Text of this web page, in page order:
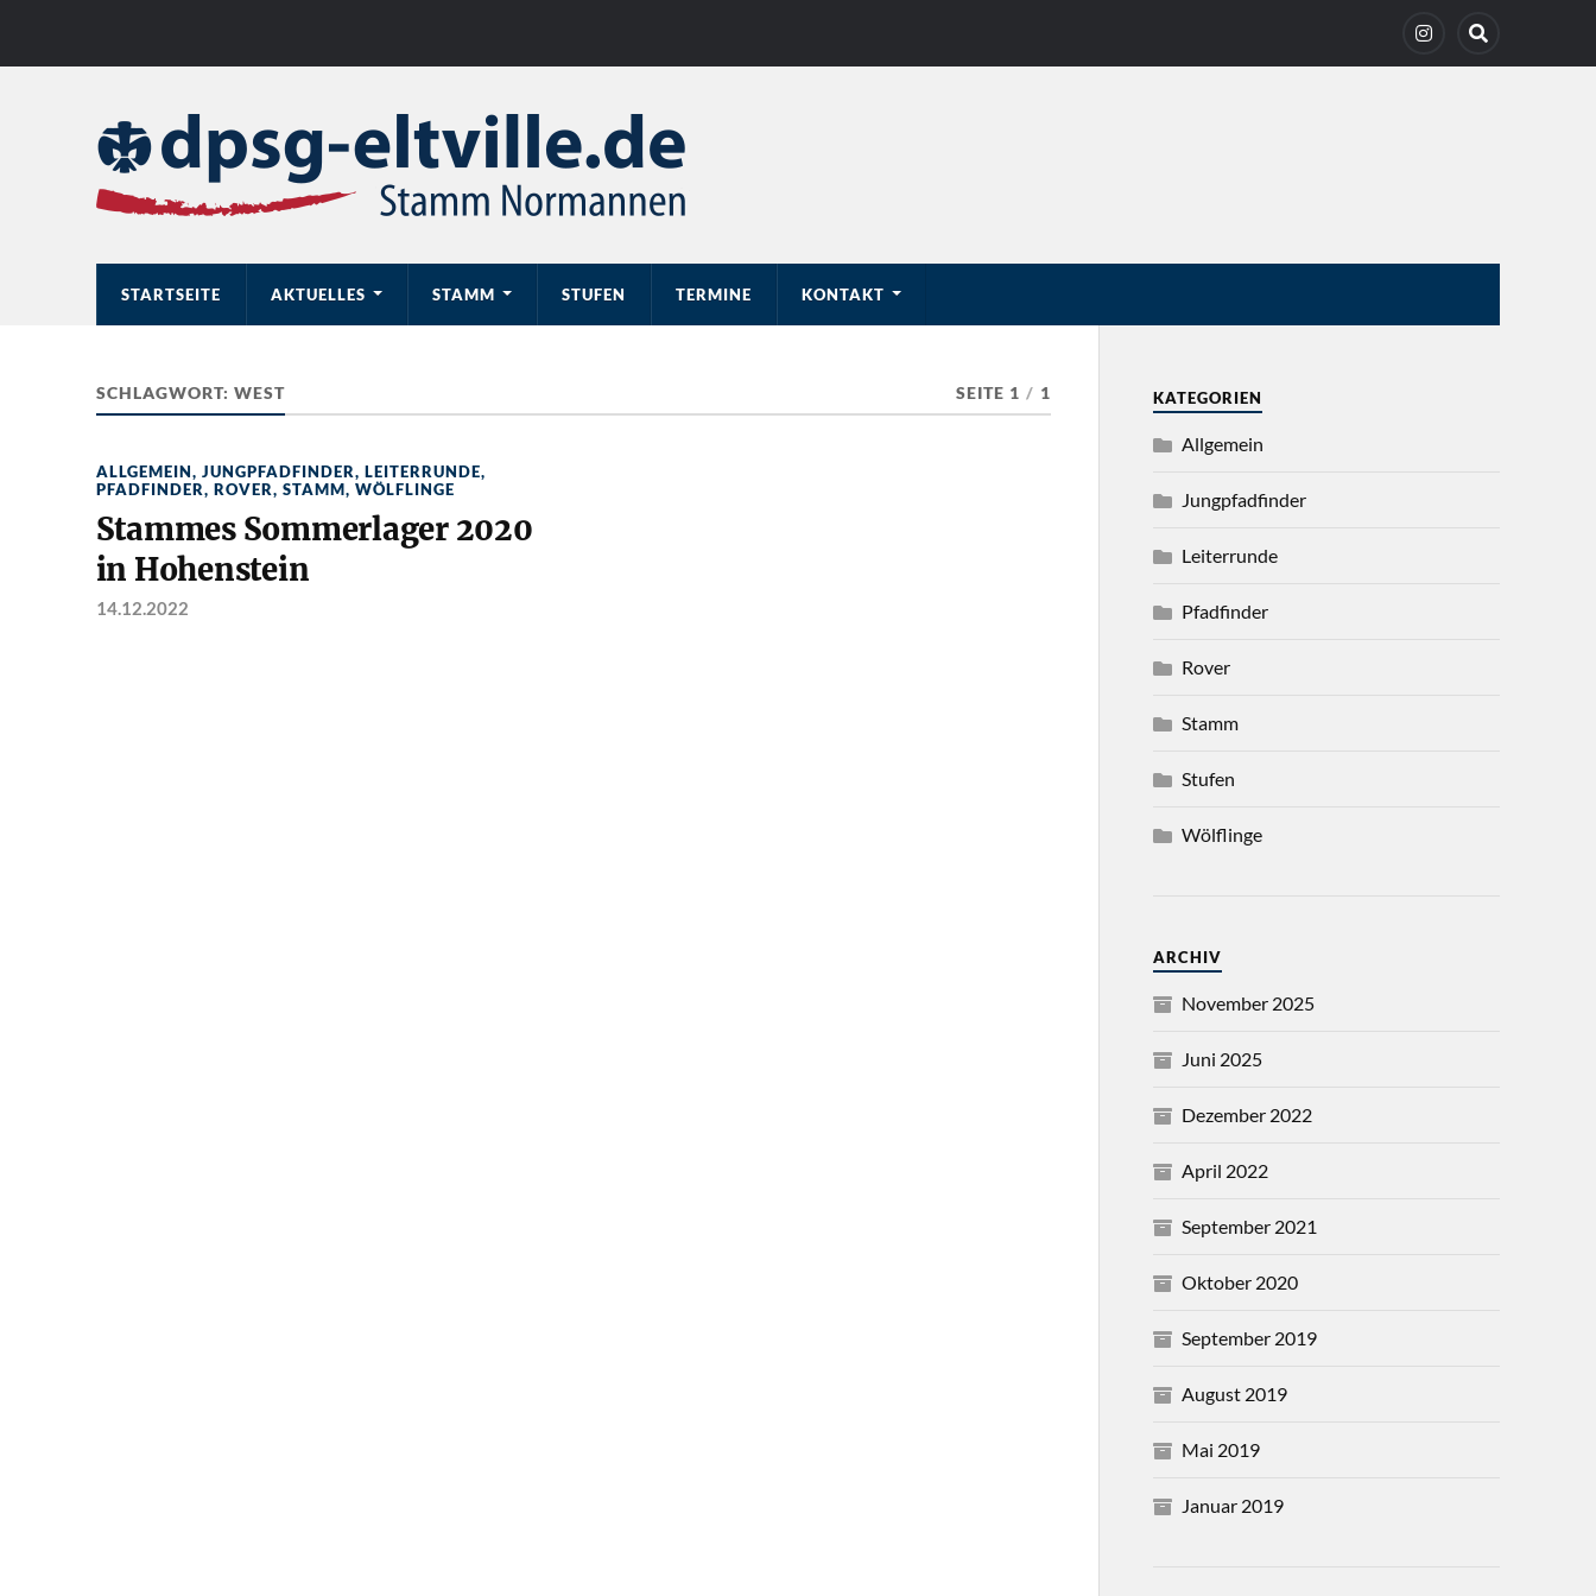
STARTSEITE AKTUELLES STAMM STUFEN TERMINE KONTAKT
SCHLAGWORT: WEST SEITE 1 / 1
ALLGEMEIN, JUNGPFADFINDER, LEITERRUNDE,
PFADFINDER, ROVER, STAMM, WÖLFLINGE
Stammes Sommerlager 2020
in Hohenstein
14.12.2022
KATEGORIEN
Allgemein
Jungpfadfinder
Leiterrunde
Pfadfinder
Rover
Stamm
Stufen
Wölflinge
ARCHIV
November 2025
Juni 2025
Dezember 2022
April 2022
September 2021
Oktober 2020
September 2019
August 2019
Mai 2019
Januar 2019